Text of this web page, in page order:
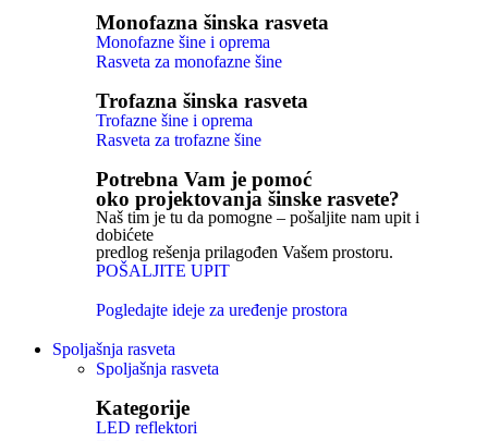
Monofazna šinska rasveta
Monofazne šine i oprema
Rasveta za monofazne šine
Trofazna šinska rasveta
Trofazne šine i oprema
Rasveta za trofazne šine
Potrebna Vam je pomoć
oko projektovanja šinske rasvete?
Naš tim je tu da pomogne – pošaljite nam upit i
dobićete
predlog rešenja prilagođen Vašem prostoru.
POŠALJITE UPIT
Pogledajte ideje za uređenje prostora
Spoljašnja rasveta
Spoljašnja rasveta
Kategorije
LED reflektori